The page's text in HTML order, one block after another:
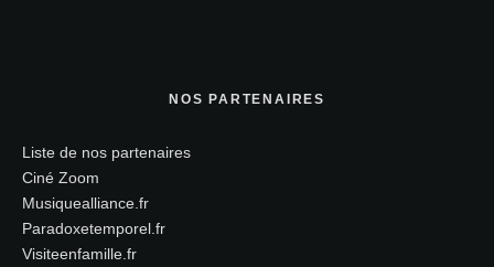
NOS PARTENAIRES
Liste de nos partenaires
Ciné Zoom
Musiquealliance.fr
Paradoxetemporel.fr
Visiteenfamille.fr